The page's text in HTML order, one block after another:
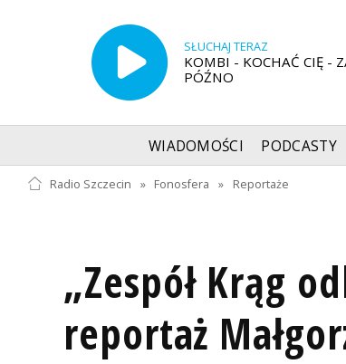
SŁUCHAJ TERAZ
KOMBI - KOCHAĆ CIĘ -
PÓŹNO
WIADOMOŚCI PODCASTY
Radio Szczecin » Fonosfera » Reportaże
„Zespół Krąg
reportaż